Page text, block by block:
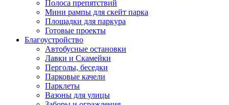
Полоса препятствий
Мини рампы для скейт парка
Площадки для паркура
Готовые проекты
Благоустройство
Автобусные остановки
Лавки и Скамейки
Перголы, беседки
Парковые качели
Парклеты
Вазоны для улицы